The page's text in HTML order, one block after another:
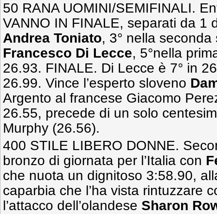
50 RANA UOMINI/SEMIFINALI.
VANNO IN FINALE, separati da 1
Andrea Toniato, 3° nella
Francesco Di Lecce, 5°nella
26.93. FINALE. Di Lecce è 7° in
26.99. Vince l’esperto sloveno
Argento al francese Giacomo
26.55, precede di un solo
Murphy (26.56).
400 STILE LIBERO DONNE.
bronzo di giornata per l’Italia con
che nuota un dignitoso 3:58.90,
caparbia che l’ha vista rintuzzare
l’attacco dell’olandese Sharon